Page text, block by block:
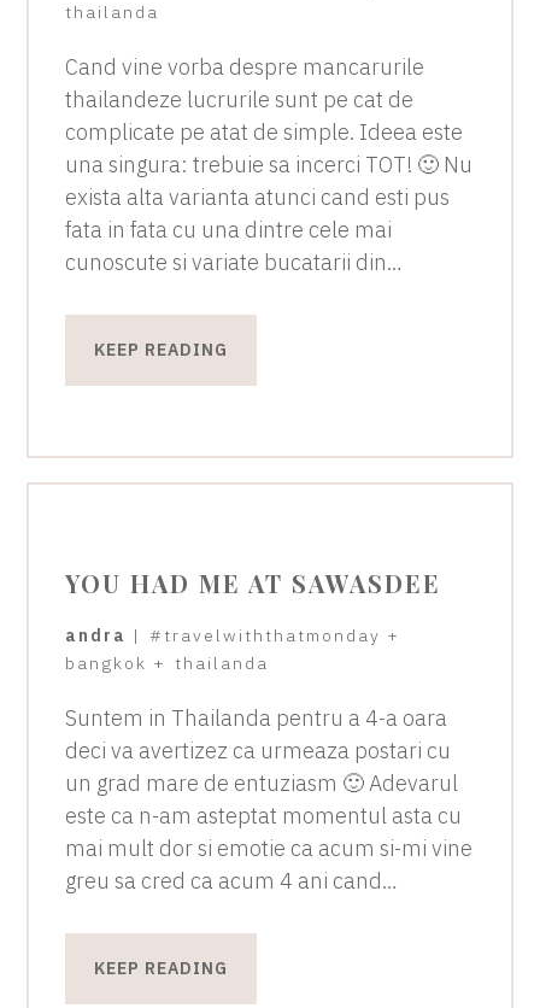
thailanda
Cand vine vorba despre mancarurile
thailandeze lucrurile sunt pe cat de
complicate pe atat de simple. Ideea este
una singura: trebuie sa incerci TOT! 🙂 Nu
exista alta varianta atunci cand esti pus
fata in fata cu una dintre cele mai
cunoscute si variate bucatarii din…
KEEP READING
YOU HAD ME AT SAWASDEE
andra | #travelwiththatmonday +
bangkok + thailanda
Suntem in Thailanda pentru a 4-a oara
deci va avertizez ca urmeaza postari cu
un grad mare de entuziasm 🙂 Adevarul
este ca n-am asteptat momentul asta cu
mai mult dor si emotie ca acum si-mi vine
greu sa cred ca acum 4 ani cand…
KEEP READING